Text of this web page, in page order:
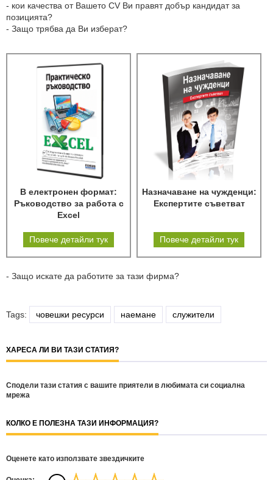
- кои качества от Вашето CV Ви правят добър кандидат за
позицията?
- Защо трябва да Ви изберат?
В електронен формат:
Ръководство за работа с
Excel
Повече детайли тук
Назначаване на чужденци:
Експертите съветват
Повече детайли тук
- Защо искате да работите за тази фирма?
Tags: човешки ресурси наемане служители
ХАРЕСА ЛИ ВИ ТАЗИ СТАТИЯ?
Сподели тази статия с вашите приятели в любимата си социална
мрежа
КОЛКО Е ПОЛЕЗНА ТАЗИ ИНФОРМАЦИЯ?
Оценете като използвате звездичките